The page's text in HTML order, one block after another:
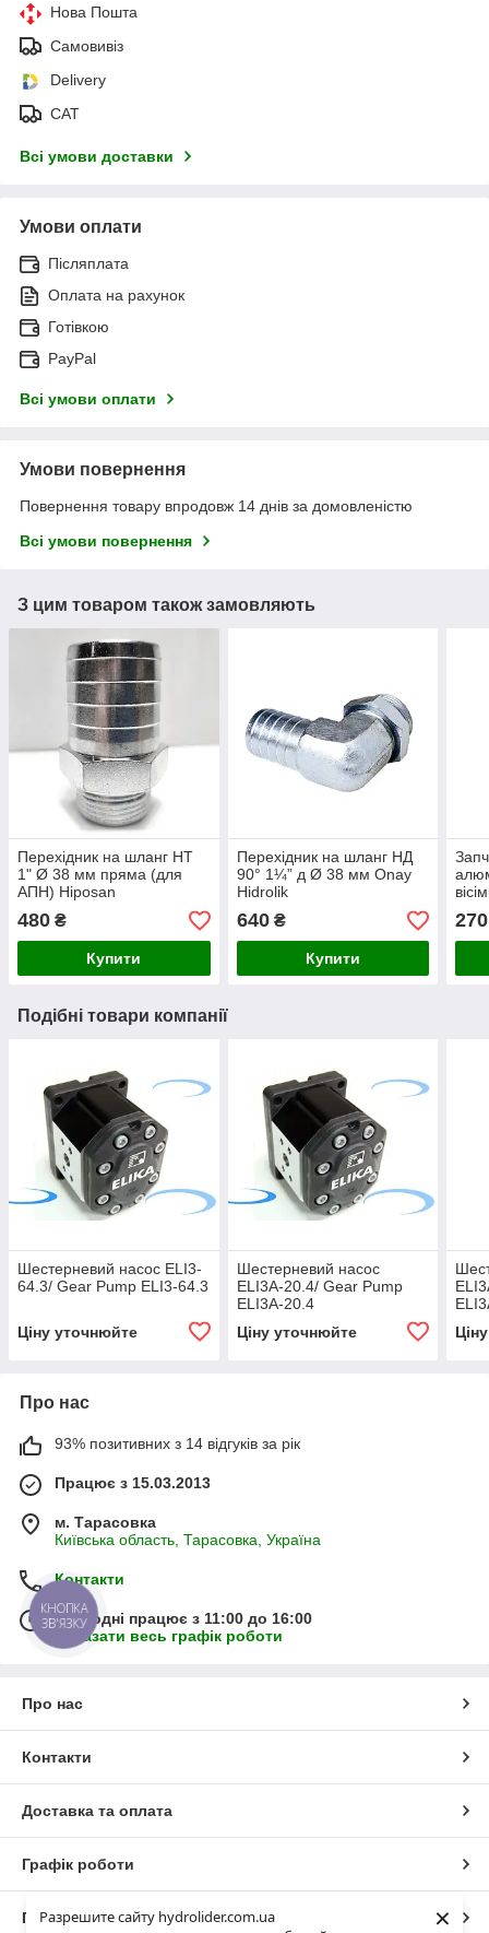
Разрешите сайту hydrolider.com.ua
×
Нова Пошта
Самовивіз
Delivery
САТ
Всі умови доставки
Умови оплати
Післяплата
Оплата на рахунок
Готівкою
PayPal
Всі умови оплати
Умови повернення
Повернення товару впродовж 14 днів за домовленістю
Всі умови повернення
З цим товаром також замовляють
Перехідник на шланг НТ
1" Ø 38 мм пряма (для
АПН) Hiposan
480 ₴
Купити
Перехідник на шланг НД
90° 1¼” д Ø 38 мм Onay
Hidrolik
640₴
Купити
270
Подібні товари компанії
Шестерневий насос ELI3-
64.3/ Gear Pump ELI3-64.3
Ціну уточнюйте
Шестерневий насос
ELI3A-20.4/ Gear Pump
ELI3A-20.4
Ціну уточнюйте
Про нас
93% позитивних з 14 відгуків за рік
Працює з 15.03.2013
м. Тарасовка
Київська область, Тарасовка, Україна
Контакти
Сьогодні працює з 11:00 до 16:00
Показати весь графік роботи
Про нас
Контакти
Доставка та оплата
Графік роботи
Повна версія сайту
КНОПКА
ЗВ'ЯЗКУ